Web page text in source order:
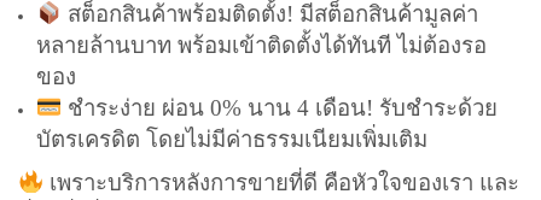
สต็อกสินค้าพร้อมติดตั้ง! มีสต็อกสินค้ามูลค่า
หลายล้านบาท พร้อมเข้าติดตั้งได้ทันที ไม่ต้องรอ
ของ
ชำระง่าย ผ่อน 0% นาน 4 เดือน! รับชำระด้วย
บัตรเครดิต โดยไม่มีค่าธรรมเนียมเพิ่มเติม
เพราะบริการหลังการขายที่ดี คือหัวใจของเรา และ